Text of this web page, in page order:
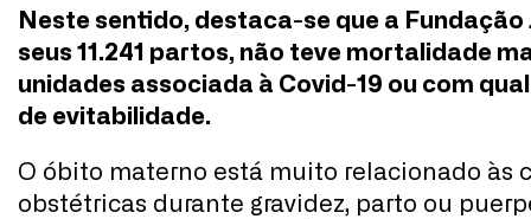
Neste sentido, destaca-se que a Fundação
seus 11.241 partos, não teve mortalidade
unidades associada à Covid-19 ou com
de evitabilidade.
O óbito materno está muito relacionado às
obstétricas durante gravidez, parto ou